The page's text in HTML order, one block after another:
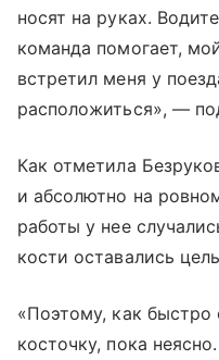
носят на руках.
команда помогает,
встретил меня у
расположиться», —
Как отметила
и абсолютно на
работы у нее
кости оставались
«Поэтому, как быстро
косточку, пока